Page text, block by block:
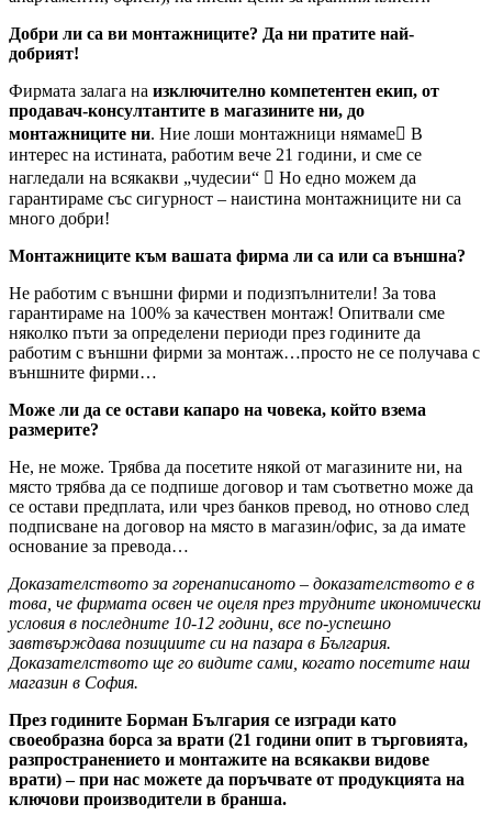
Добри ли са ви монтажниците? Да ни пратите най-
добрият!
Фирмата залага на изключително компетентен екип, от
продавач-консултантите в магазините ни, до
монтажниците ни. Ние лоши монтажници нямаме В
интерес на истината, работим вече 21 години, и сме се
нагледали на всякакви „чудесии“  Но едно можем да
гарантираме със сигурност – наистина монтажниците ни са
много добри!
Монтажниците към вашата фирма ли са или са външна?
Не работим с външни фирми и подизпълнители! За това
гарантираме на 100% за качествен монтаж! Опитвали сме
няколко пъти за определени периоди през годините да
работим с външни фирми за монтаж…просто не се получава с
външните фирми…
Може ли да се остави капаро на човека, който взема
размерите?
Не, не може. Трябва да посетите някой от магазините ни, на
място трябва да се подпише договор и там съответно може да
се остави предплата, или чрез банков превод, но отново след
подписване на договор на място в магазин/офис, за да имате
основание за превода…
Доказателството за горенаписаното – доказателството е в
това, че фирмата освен че оцеля през трудните икономически
условия в последните 10-12 години, все по-успешно
завтвърждава позициите си на пазара в България.
Доказателството ще го видите сами, когато посетите наш
магазин в София.
През годините Борман България се изгради като
своеобразна борса за врати (21 години опит в търговията,
разпространението и монтажите на всякакви видове
врати) – при нас можете да поръчвате от продукцията на
ключови производители в бранша.